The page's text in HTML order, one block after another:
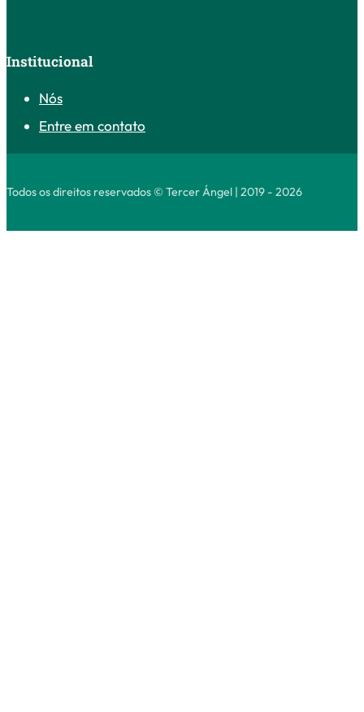
Institucional
Nós
Entre em contato
Todos os direitos reservados © Tercer Ángel | 2019 - 2026